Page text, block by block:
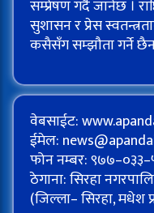
सम्प्रेषण गर्दै जानेछ ।
सुशासन र प्रेस
कसैसँग सम्झौता गर्ने
वेबसाईट:
ईमेल:
फोन नम्बर:
ठेगाना: सिरहा
(जिल्ला– सिरहा, मधेश